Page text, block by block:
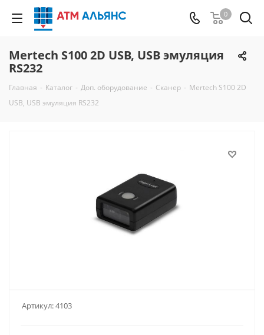
0
Mertech S100 2D USB, USB эмуляция
RS232
Главная - Каталог - Доп. оборудование - Сканер - Mertech S100 2D
USB, USB эмуляция RS232
Артикул:4103